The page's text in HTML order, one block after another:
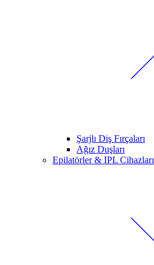
Şarjlı Diş Fırçaları
Ağız Duşları
Epilatörler & IPL Cihazları